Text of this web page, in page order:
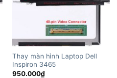
Thay màn hình Laptop Dell
Inspiron 3465
950.000₫